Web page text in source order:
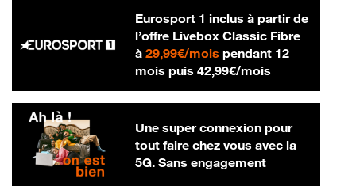
Eurosport 1 inclus à partir de
l’offre Livebox Classic Fibre
à 29,99€/mois29,99 € par mois
pendant 12
mois puis 42,99€/mois42,99 € par
Une super connexion pour
tout faire chez vous avec la
5G. Sans engagement